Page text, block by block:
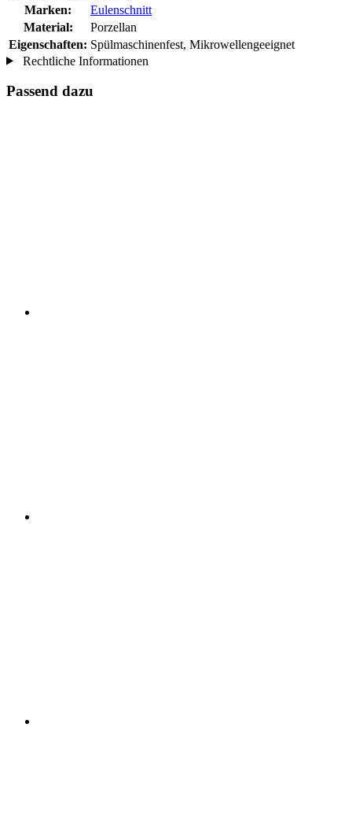
Marken:
Eulenschnitt
Material:
Porzellan
Eigenschaften: Spülmaschinenfest, Mikrowellengeeignet
Rechtliche Informationen
Passend dazu